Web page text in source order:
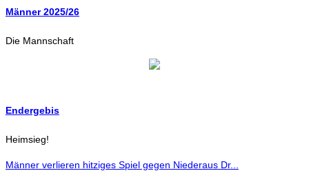
Männer 2025/26
Die Mannschaft
Endergebis
Heimsieg!
Männer verlieren hitziges Spiel gegen Niederaus Dr...